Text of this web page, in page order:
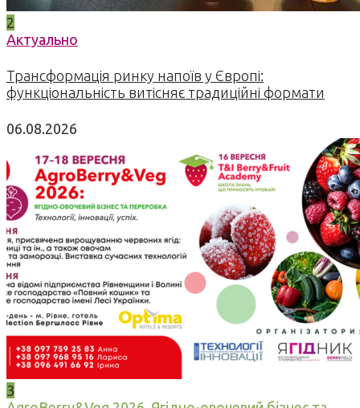
2
Актуально
Трансформація ринку напоїв у Європі:
функціональність витісняє традиційні формати
06.08.2026
3